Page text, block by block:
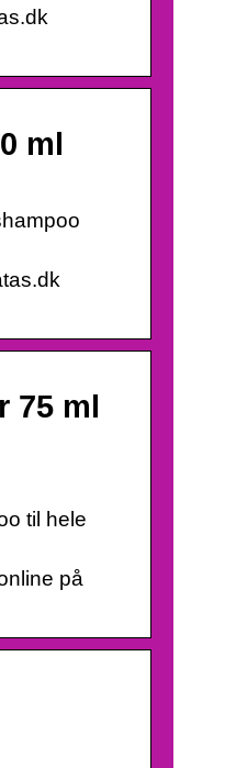
ml
75 ml
til hele
på